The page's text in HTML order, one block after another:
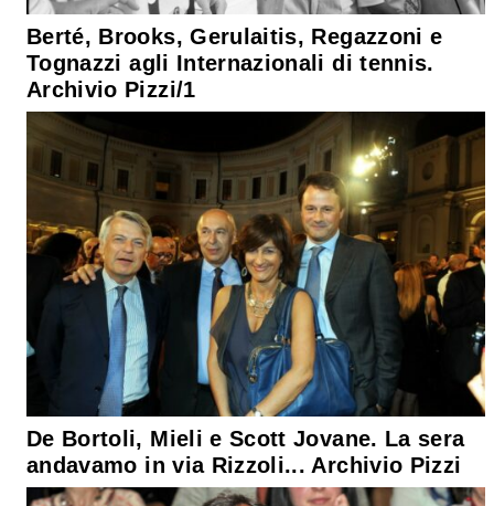
Berté, Brooks, Gerulaitis, Regazzoni e
Tognazzi agli Internazionali di tennis.
Archivio Pizzi/1
De Bortoli, Mieli e Scott Jovane. La sera
andavamo in via Rizzoli... Archivio Pizzi